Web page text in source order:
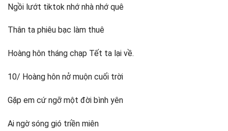
Ngồi lướt tiktok nhớ nhà nhớ quê
Thân ta phiêu bạc làm thuê
Hoàng hôn tháng chạp Tết ta lại về.
10/ Hoàng hôn nở muộn cuối trời
Gặp em cứ ngỡ một đời bình yên
Ai ngờ sóng gió triền miên